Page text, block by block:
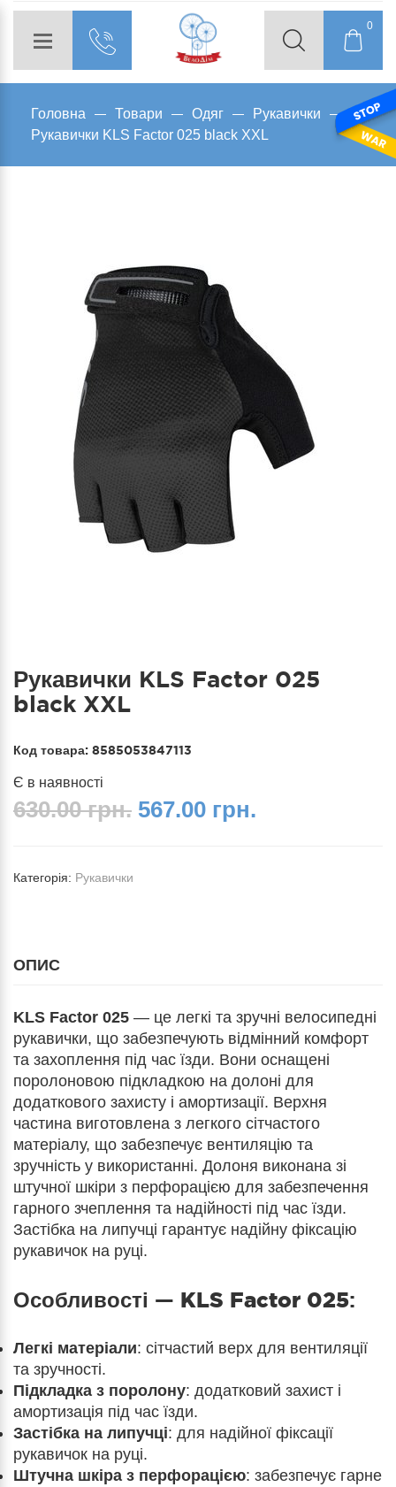
0
Головна Товари Одяг
Рукавички
Рукавички KLS Factor 025 black XXL
Рукавички KLS Factor 025
black XXL
Код товара: 8585053847113
Є в наявності
630.00 грн. 567.00 грн.
Категорія: Рукавички
ОПИС
KLS Factor 025 — це легкі та зручні велосипедні
рукавички, що забезпечують відмінний комфорт
та захоплення під час їзди. Вони оснащені
поролоновою підкладкою на долоні для
додаткового захисту і амортизації. Верхня
частина виготовлена з легкого сітчастого
матеріалу, що забезпечує вентиляцію та
зручність у використанні. Долоня виконана зі
штучної шкіри з перфорацією для забезпечення
гарного зчеплення та надійності під час їзди.
Застібка на липучці гарантує надійну фіксацію
рукавичок на руці.
Особливості — KLS Factor 025:
Легкі матеріали: сітчастий верх для вентиляції
та зручності.
Підкладка з поролону: додатковий захист і
амортизація під час їзди.
Застібка на липучці: для надійної фіксації
рукавичок на руці.
Штучна шкіра з перфорацією: забезпечує гарне